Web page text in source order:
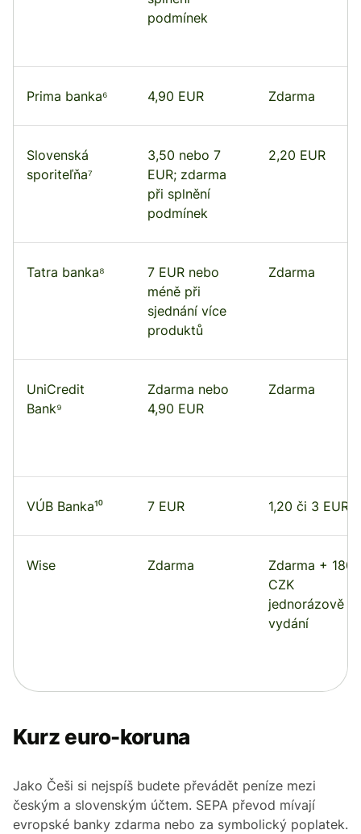
podmínek
Prima banka⁶ 4,90 EUR Zdarma
Slovenská
sporiteľňa⁷
3,50 nebo 7
EUR; zdarma
při splnění
podmínek
2,20 EUR
Tatra banka⁸
7 EUR nebo
méně při
sjednání více
produktů
Zdarma
UniCredit
Bank⁹
Zdarma nebo
4,90 EUR
Zdarma
VÚB Banka¹⁰ 7 EUR 1,20 či 3 EUR
Wise Zdarma
Zdarma + 180
CZK
jednorázově
vydání
Kurz euro-koruna
Jako Češi si nejspíš budete převádět peníze mezi
českým a slovenským účtem. SEPA převod mívají
evropské banky zdarma nebo za symbolický poplatek.